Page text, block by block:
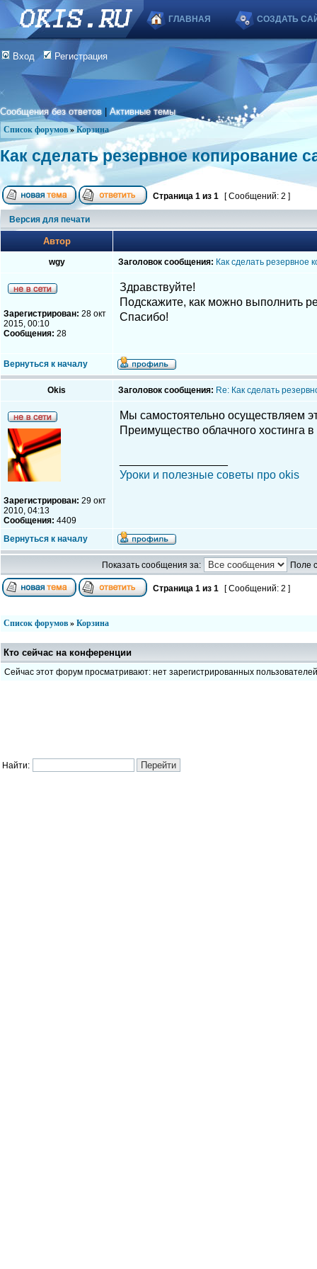
ГЛАВНАЯ СОЗДАТЬ
Вход Регистрация
Сообщения без ответов |Активные темы
Список форумов » Корзина
Как сделать резервное копирование
Страница 1 из 1 [ Сообщений: 2 ]
Версия для печати
Автор
wgy Заголовок сообщения: Как сделать резервное
Зарегистрирован: 28 окт
2015, 00:10
Сообщения: 28
Здравствуйте!
Подскажите, как можно выполнить
Спасибо!
Вернуться к началу
Okis Заголовок сообщения: Re: Как сделать
Зарегистрирован: 29 окт
2010, 04:13
Сообщения: 4409
Мы самостоятельно осуществляем
Преимущество облачного хостинга
Уроки и полезные советы про okis
Вернуться к началу
Показать сообщения за: Поле
Страница 1 из 1 [ Сообщений: 2 ]
Список форумов » Корзина
Кто сейчас на конференции
Сейчас этот форум просматривают: нет зарегистрированных пользователей
Найти: